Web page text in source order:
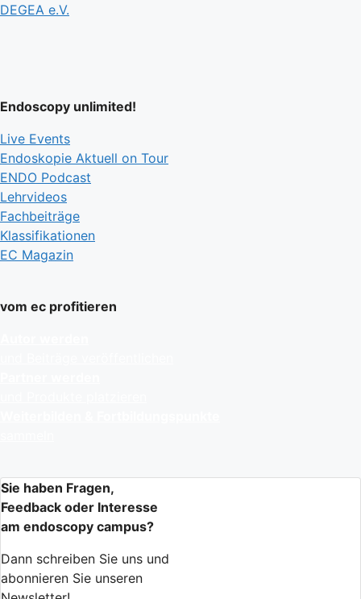
DEGEA e.V.
Endoscopy unlimited!
Live Events
Endoskopie Aktuell on Tour
ENDO Podcast
Lehrvideos
Fachbeiträge
Klassifikationen
EC Magazin
vom ec profitieren
Sie haben Fragen,
Feedback oder Interesse
am endoscopy campus?
Dann schreiben Sie uns und
abonnieren Sie unseren